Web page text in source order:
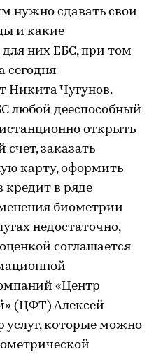
нужно сдавать свои
и какие
них ЕБС, при том
сегодня
Никита Чугунов.
любой дееспособный
открыть
заказать
карту, оформить
кредит в ряде
биометрии
недостаточно,
соглашается
«Центр
(ЦФТ) Алексей
услуг, которые можно